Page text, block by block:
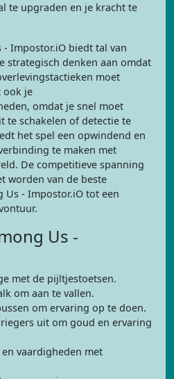
te upgraden en je kracht te
Impostor.iO biedt tal van
strategisch denken aan omdat
moet
ook je
omdat je snel moet
te schakelen of detectie te
het spel een opwindend en
te maken met
De competitieve spanning
worden van de beste
Us - Impostor.iO tot een
Us -
met de pijltjestoetsen.
om aan te vallen.
om ervaring op te doen.
uit om goud en ervaring
vaardigheden met